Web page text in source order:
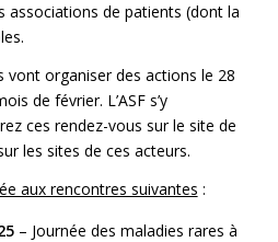
associations de patients (dont la
vont organiser des actions le 28
de février. L’ASF s’y
ces rendez-vous sur le site de
les sites de ces acteurs.
aux rencontres suivantes :
– Journée des maladies rares à